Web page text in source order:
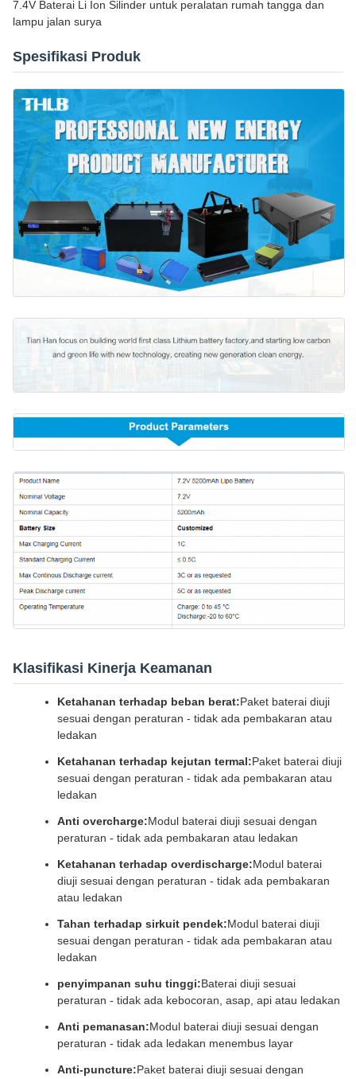
7.4V Baterai Li Ion Silinder untuk peralatan rumah tangga dan
lampu jalan surya
Spesifikasi Produk
Klasifikasi Kinerja Keamanan
Ketahanan terhadap beban berat:Paket baterai diuji
sesuai dengan peraturan - tidak ada pembakaran atau
ledakan
Ketahanan terhadap kejutan termal:Paket baterai diuji
sesuai dengan peraturan - tidak ada pembakaran atau
ledakan
Anti overcharge:Modul baterai diuji sesuai dengan
peraturan - tidak ada pembakaran atau ledakan
Ketahanan terhadap overdischarge:Modul baterai
diuji sesuai dengan peraturan - tidak ada pembakaran
atau ledakan
Tahan terhadap sirkuit pendek:Modul baterai diuji
sesuai dengan peraturan - tidak ada pembakaran atau
ledakan
penyimpanan suhu tinggi:Baterai diuji sesuai
peraturan - tidak ada kebocoran, asap, api atau ledakan
Anti pemanasan:Modul baterai diuji sesuai dengan
peraturan - tidak ada ledakan menembus layar
Anti-puncture:Paket baterai diuji sesuai dengan